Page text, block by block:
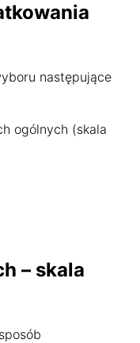
następujące
ogólnych (skala
– skala